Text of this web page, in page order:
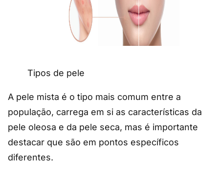
Tipos de pele
A pele mista é o tipo mais comum entre a
população, carrega em si as características da
pele oleosa e da pele seca, mas é importante
destacar que são em pontos específicos
diferentes.